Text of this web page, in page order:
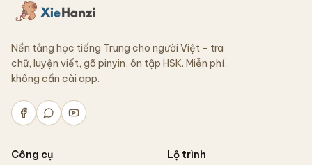
Nền tảng học tiếng Trung cho người Việt - tra
chữ, luyện viết, gõ pinyin, ôn tập HSK. Miễn phí,
không cần cài app.
Công cụ
Lộ trình